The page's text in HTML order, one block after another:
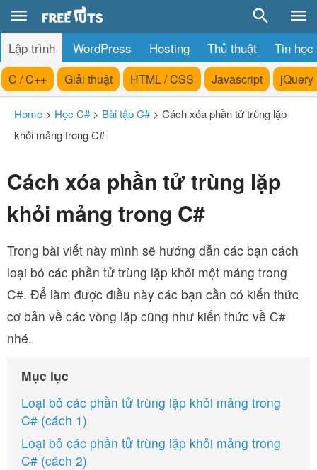
Lập trình WordPress Hosting Thủ thuật Tin học
C / C++ Giải thuật HTML / CSS Javascript jQuery
Home > Học C# > Bài tập C# > Cách xóa phần tử trùng lặp
khỏi mảng trong C#
Cách xóa phần tử trùng lặp
khỏi mảng trong C#
Trong bài viết này mình sẽ hướng dẫn các bạn cách
loại bỏ các phần tử trùng lặp khỏi một mảng trong
C#. Để làm được điều này các bạn cần có kiến thức
cơ bản về các vòng lặp cũng như kiến thức về C#
nhé.
Mục lục
Loại bỏ các phần tử trùng lặp khỏi mảng trong
C# (cách 1)
Loại bỏ các phần tử trùng lặp khỏi mảng trong
C# (cách 2)